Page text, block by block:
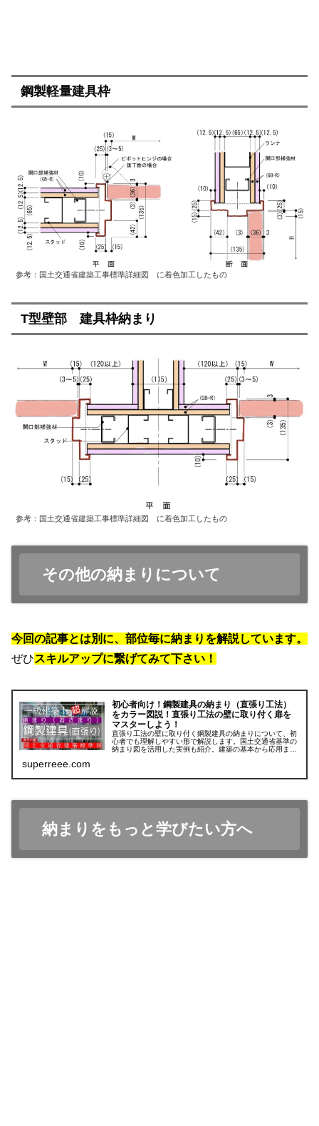
鋼製軽量建具枠
参考：国土交通省建築工事標準詳細図 に着色加工したもの
T型壁部 建具枠納まり
参考：国土交通省建築工事標準詳細図 に着色加工したもの
その他の納まりについて
今回の記事とは別に、部位毎に納まりを解説しています。
ぜひスキルアップに繋げてみて下さい！
初心者向け！鋼製建具の納まり（直張り工法）
をカラー図説！直張り工法の壁に取り付く扉を
マスターしよう！
直張り工法の壁に取り付く鋼製建具の納まりについて、初
心者でも理解しやすい形で解説します。国土交通省基準の
納まり図を活用した実例も紹介。建築の基本から応用ま
superreee.com
納まりをもっと学びたい方へ